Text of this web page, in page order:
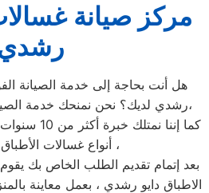
مركز صيانة
هل أنت بحاجة إلى خدمة الصيانة
رشدي لديك؟ نحن نمنحك خدمة الصيانة الفورية التي ترغب بها،
كما إننا
أنواع غسالات الأطباق دايو رشدي ،
بعد إتمام تقديم الطلب الخاص بك يقوم
الاطباق دايو رشدي ، بعمل معاينة